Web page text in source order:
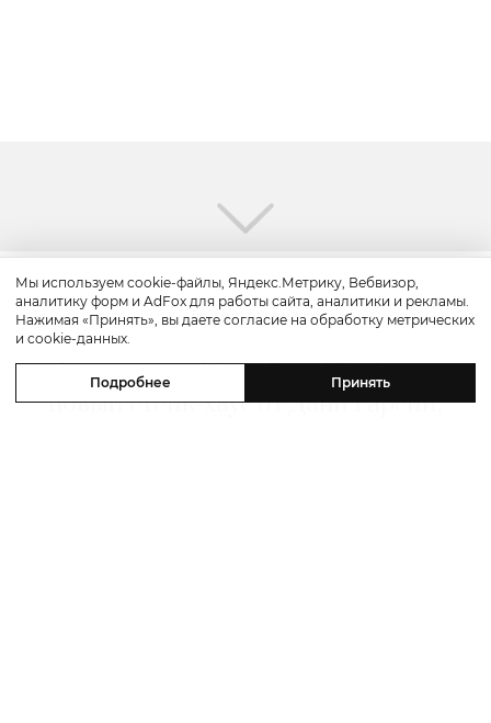
Путешествие
Каникулы в Maxx Royal Bodrum:
новый стейк-хаус от Дани Гарсии,
Мы используем cookie-файлы, Яндекс.Метрику, Вебвизор,
аналитику форм и AdFox для работы сайта, аналитики и рекламы.
Нажимая «Принять», вы даете согласие на обработку метрических
и cookie-данных.
Подробнее Принять